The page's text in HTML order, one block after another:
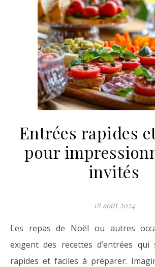
Entrées rapides
pour
invités
18 août 2024
Les repas de Noël ou autres occasions spéciales
exigent des recettes d’entrées
rapides et faciles à préparer.